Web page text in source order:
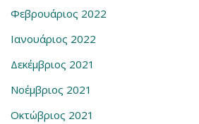
Φεβρουάριος 2022
Ιανουάριος 2022
Δεκέμβριος 2021
Νοέμβριος 2021
Οκτώβριος 2021